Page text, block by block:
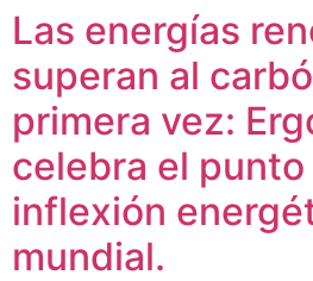
Las energías
superan al
primera vez:
celebra el punto
inflexión
mundial.